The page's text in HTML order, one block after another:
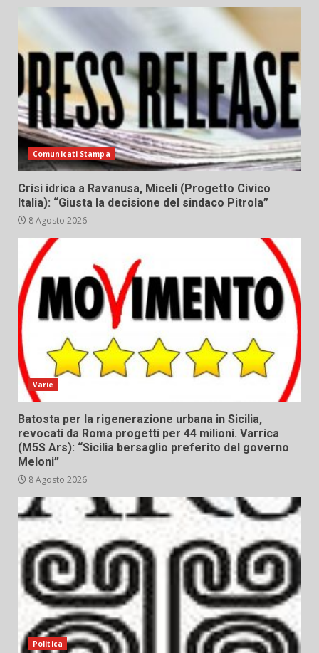
Comunicati Stampa
Crisi idrica a Ravanusa, Miceli (Progetto Civico
Italia): “Giusta la decisione del sindaco Pitrola”
8 Agosto 2026
Varie
Batosta per la rigenerazione urbana in Sicilia,
revocati da Roma progetti per 44 milioni. Varrica
(M5S Ars): “Sicilia bersaglio preferito del governo
Meloni”
8 Agosto 2026
Politica